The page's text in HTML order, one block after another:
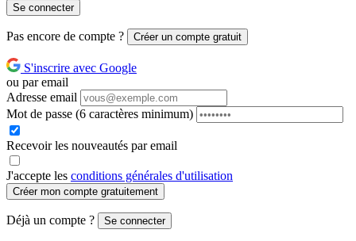
Se connecter
Pas encore de compte ? Créer un compte gratuit
S'inscrire avec Google
ou par email
Adresse email
Mot de passe (6 caractères minimum)
Recevoir les nouveautés par email
J'accepte les conditions générales d'utilisation
Créer mon compte gratuitement
Déjà un compte ? Se connecter